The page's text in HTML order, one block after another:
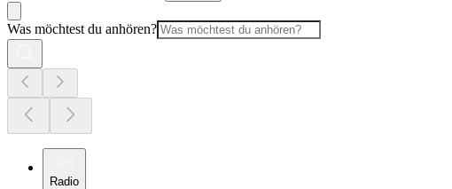
Was möchtest du anhören?
Radio